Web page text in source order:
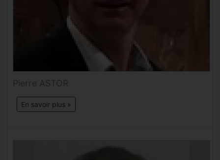
Pierre ASTOR
En savoir plus »